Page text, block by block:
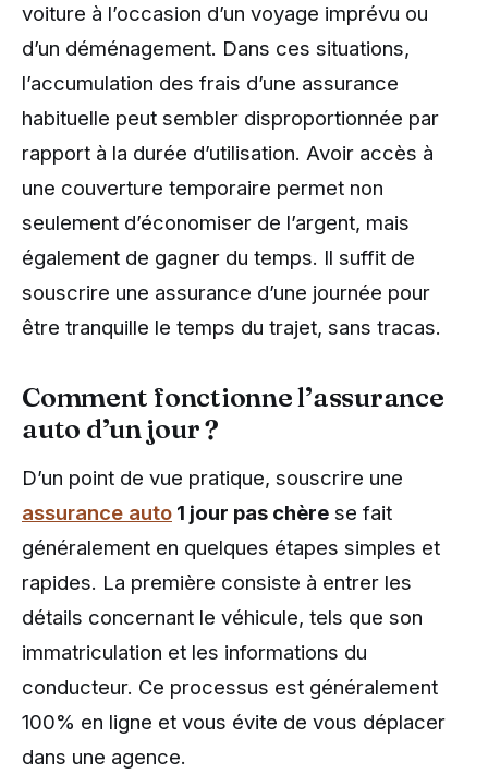
voiture à l’occasion d’un voyage imprévu ou
d’un déménagement. Dans ces situations,
l’accumulation des frais d’une assurance
habituelle peut sembler disproportionnée par
rapport à la durée d’utilisation. Avoir accès à
une couverture temporaire permet non
seulement d’économiser de l’argent, mais
également de gagner du temps. Il suffit de
souscrire une assurance d’une journée pour
être tranquille le temps du trajet, sans tracas.
Comment fonctionne l’assurance
auto d’un jour ?
D’un point de vue pratique, souscrire une
assurance auto 1 jour pas chère se fait
généralement en quelques étapes simples et
rapides. La première consiste à entrer les
détails concernant le véhicule, tels que son
immatriculation et les informations du
conducteur. Ce processus est généralement
100% en ligne et vous évite de vous déplacer
dans une agence.